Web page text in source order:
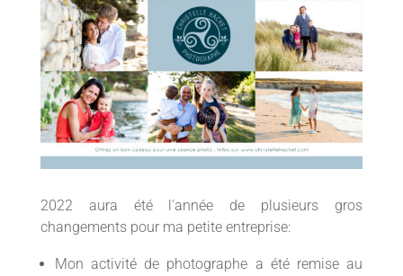
2022 aura été l'année de plusieurs gros
changements pour ma petite entreprise:
Mon activité de photographe a été remise au